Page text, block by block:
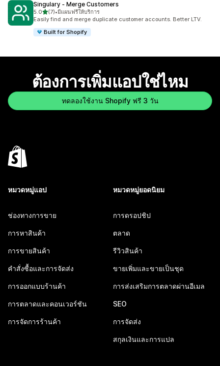
Singulary ‑ Merge Customers
5.0เต็ม 5 ดาว
(7)
ทั้งหมด 7 รีวิว
•มีแผนฟรีให้บริการ
Easily find and merge duplicate customer accounts. Better LTV.
Built for Shopify
ต้องการเพิ่มแอปใช่ไหม
ทดลองใช้งาน Shopify ฟรี 3 วัน
หมวดหมู่แอป
ช่องทางการขาย
การหาสินค้า
การขายสินค้า
คำสั่งซื้อและการจัดส่ง
การออกแบบร้านค้า
การตลาดและคอนเวอร์ชัน
การจัดการร้านค้า
หมวดหมู่ยอดนิยม
การดรอปชิป
ตลาด
รีวิวสินค้า
ขายเพิ่มและขายเป็นชุด
การส่งเสริมการตลาดผ่านอีเมล
SEO
การจัดส่ง
สกุลเงินและการแปล